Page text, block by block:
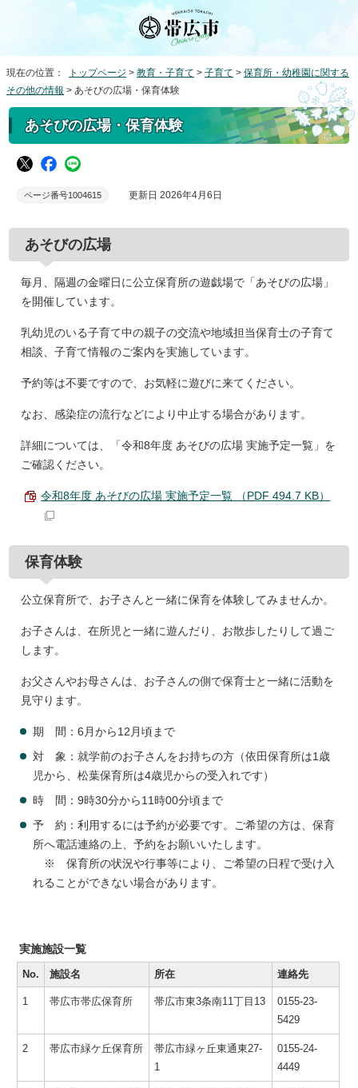
現在の位置： トップページ > 教育・子育て > 子育て > 保育所・幼稚園に関する
その他の情報 > あそびの広場・保育体験
あそびの広場・保育体験
ページ番号1004615 更新日 2026年4月6日
あそびの広場
毎月、隔週の金曜日に公立保育所の遊戯場で「あそびの広場」
を開催しています。
乳幼児のいる子育て中の親子の交流や地域担当保育士の子育て
相談、子育て情報のご案内を実施しています。
予約等は不要ですので、お気軽に遊びに来てください。
なお、感染症の流行などにより中止する場合があります。
詳細については、「令和8年度 あそびの広場 実施予定一覧」を
ご確認ください。
令和8年度 あそびの広場 実施予定一覧 （PDF 494.7 KB）
保育体験
公立保育所で、お子さんと一緒に保育を体験してみませんか。
お子さんは、在所児と一緒に遊んだり、お散歩したりして過ご
します。
お父さんやお母さんは、お子さんの側で保育士と一緒に活動を
見守ります。
期 間：6月から12月頃まで
対 象：就学前のお子さんをお持ちの方（依田保育所は1歳
児から、松葉保育所は4歳児からの受入れです）
時 間：9時30分から11時00分頃まで
予 約：利用するには予約が必要です。ご希望の方は、保育
所へ電話連絡の上、予約をお願いいたします。
※ 保育所の状況や行事等により、ご希望の日程で受け入
れることができない場合があります。
実施施設一覧
No. 施設名 所在 連絡先
1 帯広市帯広保育所 帯広市東3条南11丁目13
0155-23-
5429
2 帯広市緑ケ丘保育所
帯広市緑ヶ丘東通東27-
1
0155-24-
4449